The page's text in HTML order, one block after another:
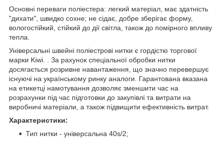
Основні переваги поліестера: легкий матеріал, має здатність
"дихати", швидко сохне; не сідає, добре зберігає форму,
вологостійкий, стійкий до дії світла, також до помірного впливу
тепла.
Універсальні швейні поліестрові нитки є гордістю торгової
марки Kiwi. . За рахунок спеціальної обробки нитки
досягається розривне навантаження, що значно перевершує
існуючі на українському ринку аналоги. Гарантована вказана
на етикетці намотування дозволяє зменшити час на
розрахунки під час підготовки до закупівлі та витрати на
виробничі матеріали, а також підвищити ефективність витрат.
Характеристики:
Тип нитки - універсальна 40s/2;